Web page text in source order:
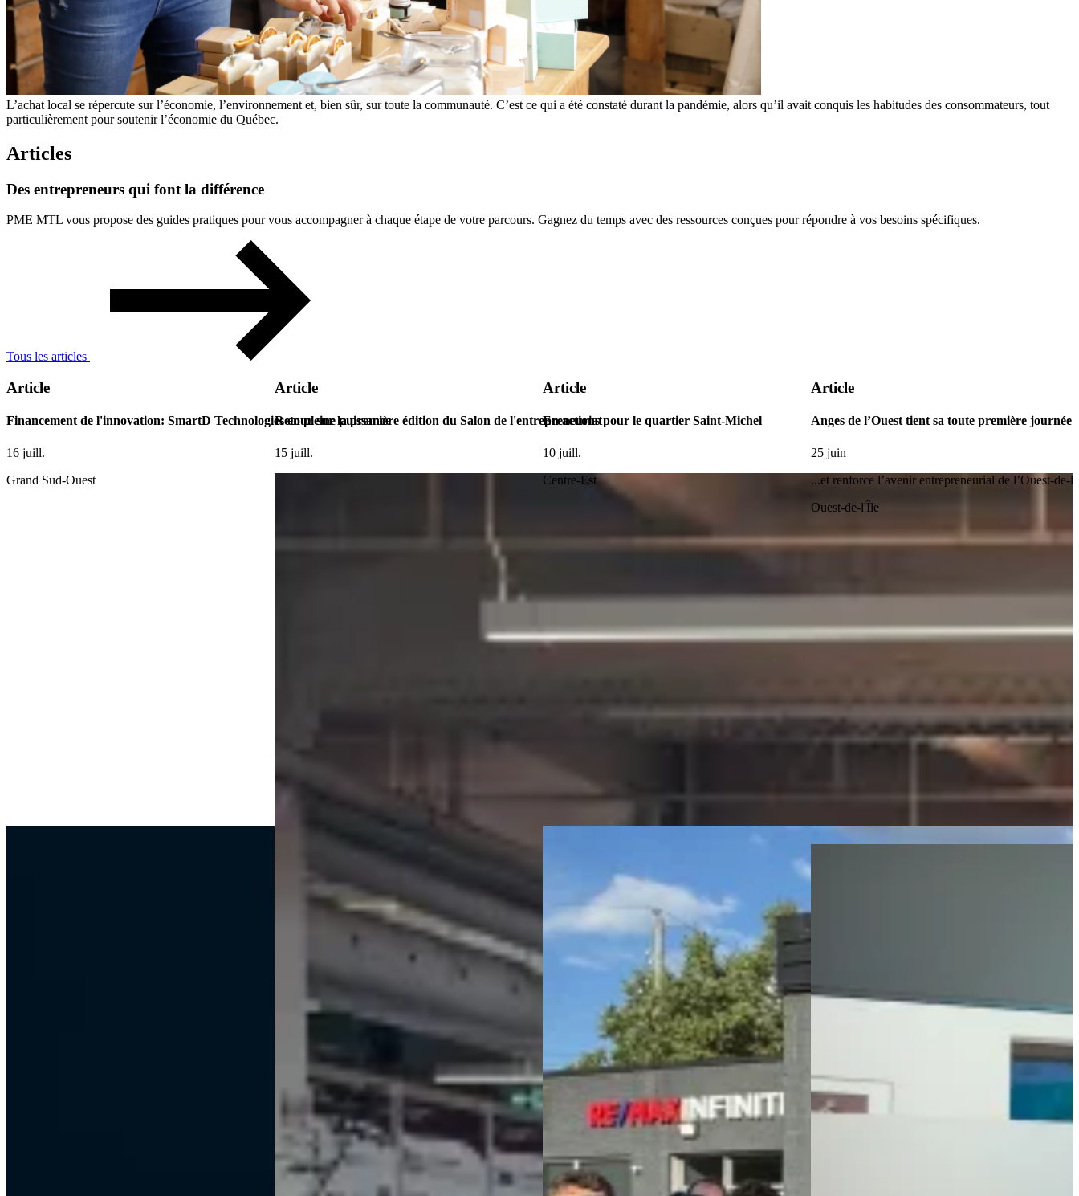
L’achat local se répercute sur l’économie, l’environnement et, bien sûr, sur toute la communauté. C’est ce qui a été constaté durant la pandémie, alors qu’il avait conquis les habitudes des consommateurs, tout
particulièrement pour soutenir l’économie du Québec.
Articles
Des entrepreneurs qui font la différence
PME MTL vous propose des guides pratiques pour vous accompagner à chaque étape de votre parcours. Gagnez du temps avec des ressources conçues pour répondre à vos besoins spécifiques.
Tous les articles
Article
Financement de l'innovation: SmartD Technologies en pleine puissance
16 juill.
Grand Sud-Ouest
Article
Retour sur la première édition du Salon de l'entrepreneuriat
15 juill.
Article
En actions pour le quartier Saint-Michel
10 juill.
Centre-Est
Article
Anges de l’Ouest tient sa toute première journée
25 juin
...et renforce l’avenir entrepreneurial de l’Ouest-de-
Ouest-de-l'Île